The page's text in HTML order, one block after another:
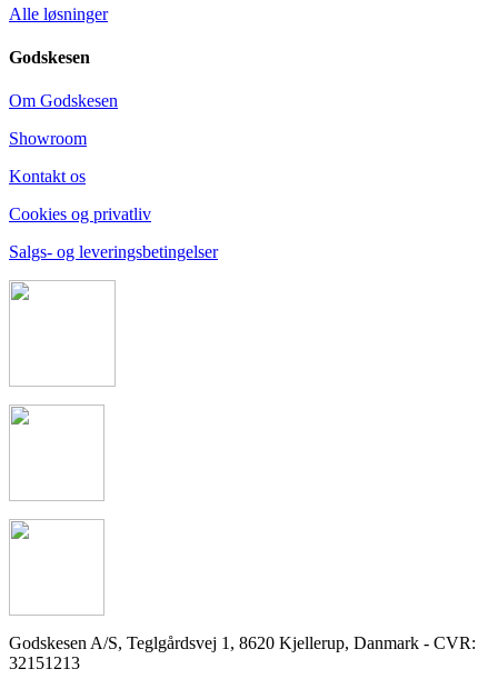
Alle løsninger
Godskesen
Om Godskesen
Showroom
Kontakt os
Cookies og privatliv
Salgs- og leveringsbetingelser
Godskesen A/S, Teglgårdsvej 1, 8620 Kjellerup, Danmark - CVR:
32151213